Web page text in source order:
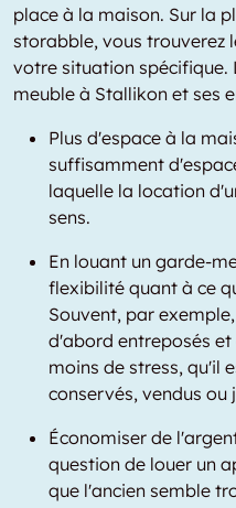
place à la maison. Sur la
storabble, vous trouverez
votre situation spécifique.
meuble à Stallikon et ses
Plus d'espace à la
suffisamment
laquelle la location
sens.
En louant un garde-
flexibilité quant à ce
Souvent, par
d'abord entreposés
moins de stress, qu'il
conservés, vendus ou
Économiser de
question de louer un
que l'ancien semble